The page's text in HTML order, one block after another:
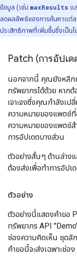
ข้อมูล (เช่น maxResults แ
ลดผลลัพธ์ของการค้นหาแต่ล
ประสิทธิภาพที่เพิ่มขึ้นซึ่งเป็น
Patch (การอัปเด
นอกจากนี้ คุณยังหลีกเ
ทรัพยากรได้ด้วย หาก
เจาะจงซึ่งคุณกำลังเป
ความหมายของแพตช์ที่
ความหมายของแพตช์ส
การอัปเดตบางส่วน
ตัวอย่างสั้นๆ ด้านล่าง
ต้องส่งเพื่อทำการอัปเ
ตัวอย่าง
ตัวอย่างนี้แสดงคำขอ
ทรัพยากร API
ช่องความคิดเห็น ชุดลั
คำขอนี้จะส่งเฉพาะช่อง